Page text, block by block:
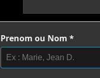
Prenom ou Nom *